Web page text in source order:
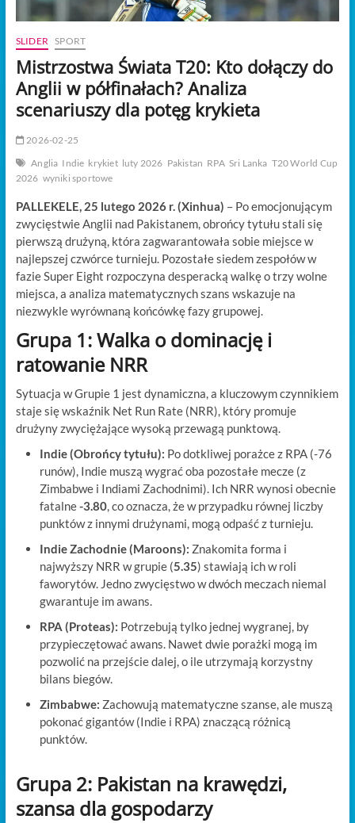
SLIDER SPORT
Mistrzostwa Świata T20: Kto dołączy do
Anglii w półfinałach? Analiza
scenariuszy dla potęg krykieta
2026-02-25
Anglia Indie krykiet luty 2026 Pakistan RPA Sri Lanka T20 World Cup
2026 wyniki sportowe
PALLEKELE, 25 lutego 2026 r. (Xinhua) – Po emocjonującym
zwycięstwie Anglii nad Pakistanem, obrońcy tytułu stali się
pierwszą drużyną, która zagwarantowała sobie miejsce w
najlepszej czwórce turnieju. Pozostałe siedem zespołów w
fazie Super Eight rozpoczyna desperacką walkę o trzy wolne
miejsca, a analiza matematycznych szans wskazuje na
niezwykle wyrównaną końcówkę fazy grupowej.
Grupa 1: Walka o dominację i
ratowanie NRR
Sytuacja w Grupie 1 jest dynamiczna, a kluczowym czynnikiem
staje się wskaźnik Net Run Rate (NRR), który promuje
drużyny zwyciężające wysoką przewagą punktową.
Indie (Obrońcy tytułu): Po dotkliwej porażce z RPA (-76
runów), Indie muszą wygrać oba pozostałe mecze (z
Zimbabwe i Indiami Zachodnimi). Ich NRR wynosi obecnie
fatalne-3.80, co oznacza, że w przypadku równej liczby
punktów z innymi drużynami, mogą odpaść z turnieju.
Indie Zachodnie (Maroons): Znakomita forma i
najwyższy NRR w grupie (5.35) stawiają ich w roli
faworytów. Jedno zwycięstwo w dwóch meczach niemal
gwarantuje im awans.
RPA (Proteas): Potrzebują tylko jednej wygranej, by
przypieczętować awans. Nawet dwie porażki mogą im
pozwolić na przejście dalej, o ile utrzymają korzystny
bilans biegów.
Zimbabwe: Zachowują matematyczne szanse, ale muszą
pokonać gigantów (Indie i RPA) znaczącą różnicą
punktów.
Grupa 2: Pakistan na krawędzi,
szansa dla gospodarzy